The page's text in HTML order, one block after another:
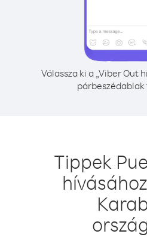
Válassza ki a „Viber Out
Tippek